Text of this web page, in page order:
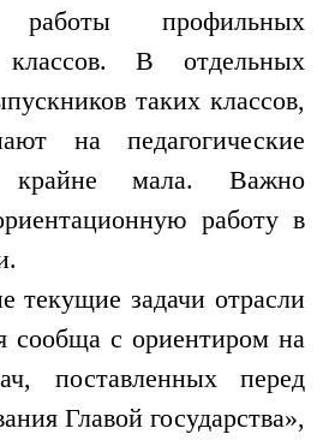
работы профильных
классов. В отдельных
таких классов,
на педагогические
крайне мала. Важно
работу в
текущие задачи отрасли
сообща с ориентиром на
поставленных перед
Главой государства»,